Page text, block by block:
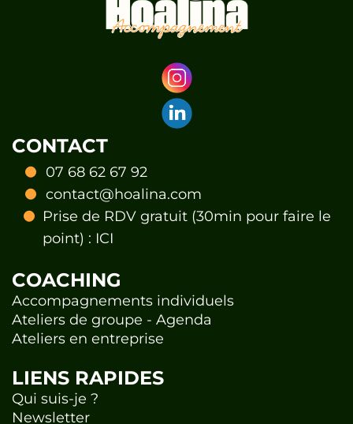
CONTACT
07 68 62 67 92
contact@hoalina.com
Prise de RDV gratuit (30min pour faire le
point) : ICI
COACHING
Accompagnements individuels
Ateliers de groupe - Agenda
Ateliers en entreprise
LIENS RAPIDES
Qui suis-je ?
Newsletter